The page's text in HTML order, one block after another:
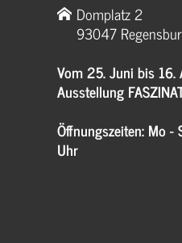
Domplatz 2
93047
Vom 25. Juni bis
Ausstellung
Öffnungszeiten: Mo
Uhr